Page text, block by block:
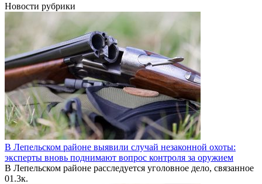
Новости рубрики
В Лепельском районе выявили случай незаконной охоты:
эксперты вновь поднимают вопрос контроля за оружием
В Лепельском районе расследуется уголовное дело, связанное
01.3к.